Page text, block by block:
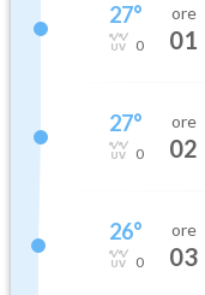
27°
0
ore
01
27°
0
ore
02
26°
0
ore
03